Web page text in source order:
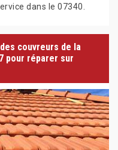
dans le 07340.
couvreurs de la
pour réparer sur